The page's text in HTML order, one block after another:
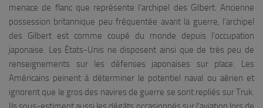
menace de flanc que représente l’archipel des Gilbert. Ancienne
possession britannique peu fréquentée avant la guerre, l’archipel
des Gilbert est comme coupé du monde depuis l’occupation
japonaise. Les États-Unis ne disposent ainsi que de très peu de
renseignements sur les défenses japonaises sur place. Les
Américains peinent à déterminer le potentiel naval ou aérien et
ignorent que le gros des navires de guerre se sont repliés sur Truk.